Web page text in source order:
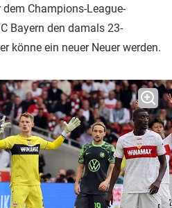
Champions-League-
Bayern den damals 23-
könne ein neuer Neuer werden.